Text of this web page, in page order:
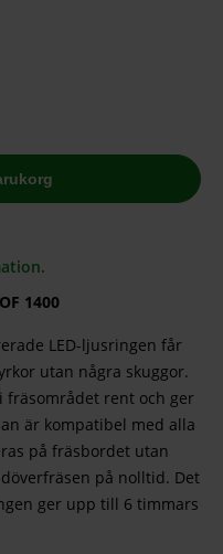
1400
LED-ljusringen får
utan några skuggor.
fräsområdet rent och ger
är kompatibel med alla
på fräsbordet utan
på nolltid. Det
ger upp till 6 timmars